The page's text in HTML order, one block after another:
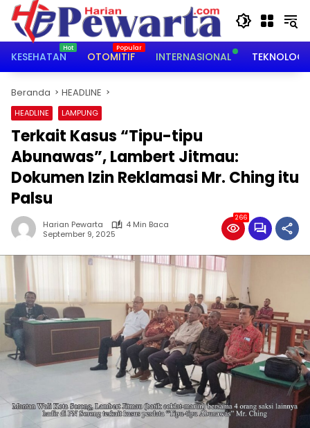
Langsung
konten
KESEHATAN
OTOMITIF INTERNASIONAL TEKNOLOGI
Beranda HEADLINE
HEADLINE LAMPUNG
Terkait Kasus “Tipu-tipu
Abunawas”, Lambert Jitmau:
Dokumen Izin Reklamasi Mr. Ching itu
Palsu
Harian Pewarta
4 Min Baca
September 9, 2025
266